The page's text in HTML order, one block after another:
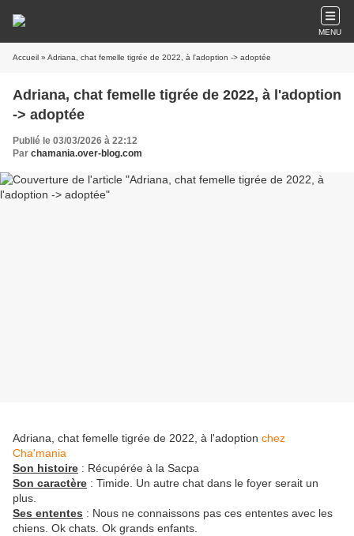
MENU
Accueil » Adriana, chat femelle tigrée de 2022, à l'adoption -> adoptée
Adriana, chat femelle tigrée de 2022, à l'adoption
-> adoptée
Publié le 03/03/2026 à 22:12
Par chamania.over-blog.com
Adriana, chat femelle tigrée de 2022, à l'adoption chez
Cha'mania
Son histoire : Récupérée à la Sacpa
Son caractère : Timide. Un autre chat dans le foyer serait un
plus.
Ses ententes : Nous ne connaissons pas ces ententes avec les
chiens. Ok chats. Ok grands enfants.